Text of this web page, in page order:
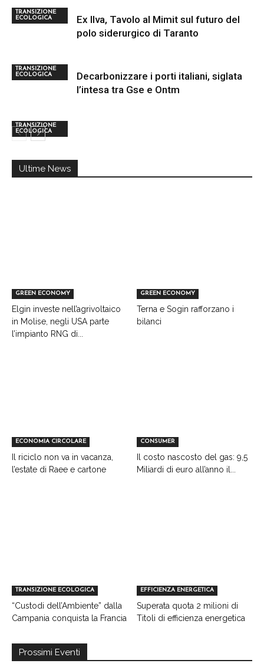
TRANSIZIONE
ECOLOGICA
TRANSIZIONE
ECOLOGICA
Ex Ilva, Tavolo al Mimit sul futuro del
polo siderurgico di Taranto
TRANSIZIONE
ECOLOGICA
Decarbonizzare i porti italiani, siglata
l’intesa tra Gse e Ontm
Ultime News
GREEN ECONOMY
Elgin investe nell’agrivoltaico
in Molise, negli USA parte
l’impianto RNG di...
GREEN ECONOMY
Terna e Sogin rafforzano i
bilanci
ECONOMIA CIRCOLARE
Il riciclo non va in vacanza,
l’estate di Raee e cartone
CONSUMER
Il costo nascosto del gas: 9,5
Miliardi di euro all’anno il...
TRANSIZIONE ECOLOGICA
“Custodi dell’Ambiente” dalla
Campania conquista la Francia
EFFICIENZA ENERGETICA
Superata quota 2 milioni di
Titoli di efficienza energetica
Prossimi Eventi